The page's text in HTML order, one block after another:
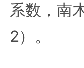
系数，南
2）。